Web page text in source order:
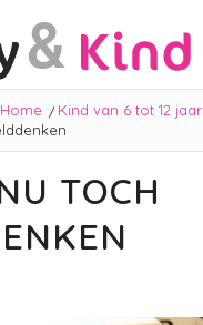
Home / Kind van 6 tot 12 jaar
TOCH